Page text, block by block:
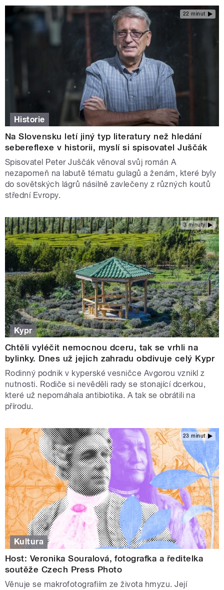
22 minut
Historie
Na Slovensku letí jiný typ literatury než hledání
sebereflexe v historii, myslí si spisovatel Juščák
Spisovatel Peter Juščák věnoval svůj román A
nezapomeň na labutě tématu gulagů a ženám, které byly
do sovětských lágrů násilně zavlečeny z různých koutů
střední Evropy.
3 minuty
Kypr
Chtěli vyléčit nemocnou dceru, tak se vrhli na
bylinky. Dnes už jejich zahradu obdivuje celý Kypr
Rodinný podnik v kyperské vesničce Avgorou vznikl z
nutnosti. Rodiče si nevěděli rady se stonající dcerkou,
které už nepomáhala antibiotika. A tak se obrátili na
přírodu.
23 minut
Kultura
Host: Veronika Souralová, fotografka a ředitelka
soutěže Czech Press Photo
Věnuje se makrofotografiím ze života hmyzu. Její